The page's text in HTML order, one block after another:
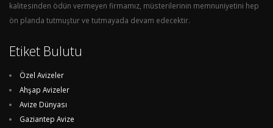
kalitesinden ödün vermeyen firmamız, müsterilerinin memnuniyetini hep
ön planda tutmuştur ve tutmayada devam edecektir.
Etiket Bulutu
Özel Avizeler
Ahşap Avizeler
Avize Dünyası
Gaziantep Avize